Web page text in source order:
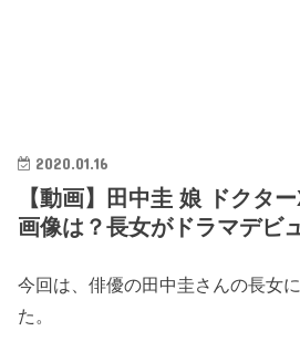
2020.01.16
【動画】田中圭 娘 ドクタ
画像は？長女がドラマデビ
今回は、俳優の田中圭さんの長女
た。